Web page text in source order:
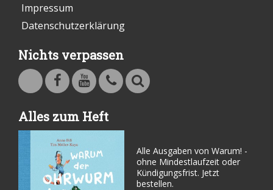
Impressum
Datenschutzerklärung
Nichts verpassen
Alles zum Heft
Alle Ausgaben von Warum! -
ohne Mindestlaufzeit oder
Kündigungsfrist. Jetzt
bestellen.